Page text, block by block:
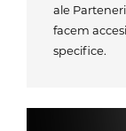
ale
facem
specifice.